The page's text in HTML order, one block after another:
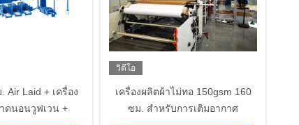
Air Laid + เครื่อง
ดนอนวูฟเวน +
วิดีโอ
เครื่องผลิตผ้าไม่ทอ 150gsm 160
ซม. สำหรับการเติมอากาศ